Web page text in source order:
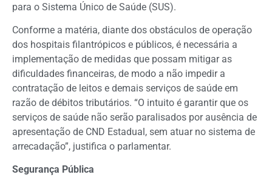
para o Sistema Único de Saúde (SUS).
Conforme a matéria, diante dos obstáculos de operação
dos hospitais filantrópicos e públicos, é necessária a
implementação de medidas que possam mitigar as
dificuldades financeiras, de modo a não impedir a
contratação de leitos e demais serviços de saúde em
razão de débitos tributários. “O intuito é garantir que os
serviços de saúde não serão paralisados por ausência de
apresentação de CND Estadual, sem atuar no sistema de
arrecadação”, justifica o parlamentar.
Segurança Pública